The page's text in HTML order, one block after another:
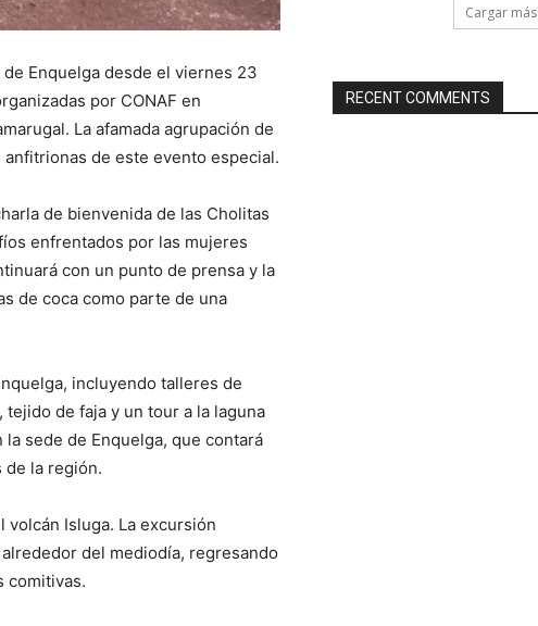
Enquelga desde el viernes 23
por CONAF en
La afamada agrupación de
de este evento especial.
de bienvenida de las Cholitas
enfrentados por las mujeres
con un punto de prensa y la
de coca como parte de una
incluyendo talleres de
de faja y un tour a la laguna
sede de Enquelga, que contará
de la región.
Isluga. La excursión
del mediodía, regresando
comitivas.
Cargar más
RECENT COMMENTS